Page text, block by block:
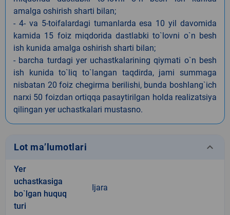
amalga oshirish sharti bilan;
- 4- va 5-toifalardagi tumanlarda esa 10 yil davomida
kamida 15 foiz miqdorida dastlabki to`lovni o`n besh
ish kunida amalga oshirish sharti bilan;
- barcha turdagi yer uchastkalarining qiymati o`n besh
ish kunida to`liq to`langan taqdirda, jami summaga
nisbatan 20 foiz chegirma berilishi, bunda boshlang`ich
narxi 50 foizdan ortiqqa pasaytirilgan holda realizatsiya
qilingan yer uchastkalari mustasno.
Lot ma’lumotlari keyboard_arrow_down
Yer
uchastkasiga
bo`lgan huquq
turi
Ijara